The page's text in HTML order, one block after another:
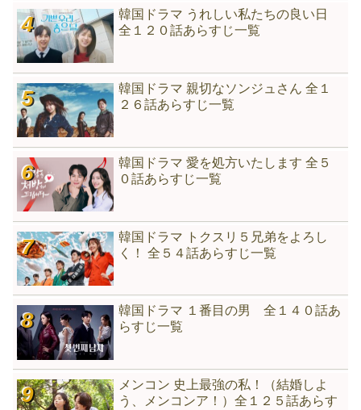
韓国ドラマ うれしい私たちの良い日
全１２０話あらすじ一覧
韓国ドラマ 親切なソンジュさん 全１
２６話あらすじ一覧
韓国ドラマ 愛を処方いたします 全５
０話あらすじ一覧
韓国ドラマ トクスリ５兄弟をよろし
く！ 全５４話あらすじ一覧
韓国ドラマ １番目の男 全１４０話あ
らすじ一覧
メンコン 史上最強の私！（結婚しよ
う、メンコンア！）全１２５話あらす